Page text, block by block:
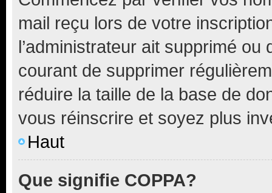
mail reçu lors de votre
l’administrateur ait supprimé
courant de supprimer
réduire la taille de la base de
vous réinscrire et soyez plus
Haut
Que signifie COPPA?